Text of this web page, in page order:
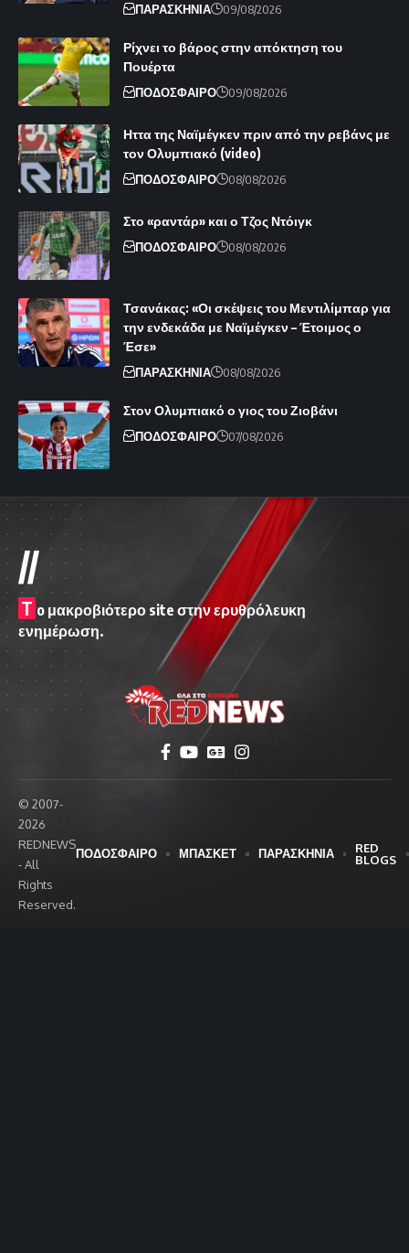
ΠΑΡΑΣΚΗΝΙΑ 09/08/2026
Ρίχνει το βάρος στην απόκτηση του
Πουέρτα
ΠΟΔΟΣΦΑΙΡΟ 09/08/2026
Ηττα της Ναϊμέγκεν πριν από την ρεβάνς με
τον Ολυμπιακό (video)
ΠΟΔΟΣΦΑΙΡΟ 08/08/2026
Στο «ραντάρ» και ο Τζος Ντόιγκ
ΠΟΔΟΣΦΑΙΡΟ 08/08/2026
Τσανάκας: «Οι σκέψεις του Μεντιλίμπαρ για
την ενδεκάδα με Ναϊμέγκεν – Έτοιμος ο
Έσε»
ΠΑΡΑΣΚΗΝΙΑ 08/08/2026
Στον Ολυμπιακό ο γιος του Ζιοβάνι
ΠΟΔΟΣΦΑΙΡΟ 07/08/2026
//
T o μακροβιότερο site στην ερυθρόλευκη
ενημέρωση.
© 2007-
2026
REDNEWS
- All
Rights
Reserved.
ΠΟΔΟΣΦΑΙΡΟ ΜΠΑΣΚΕΤ ΠΑΡΑΣΚΗΝΙΑ
RED
BLOGS